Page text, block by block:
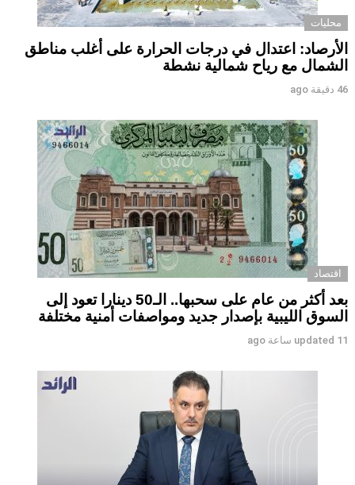
محليات
الأرصاد: اعتدال في درجات الحرارة على أغلب مناطق
الشمال مع رياح شمالية نشطة
46 دقيقة ago
اقتصاد
بعد أكثر من عام على سحبها.. الـ50 دينارا تعود إلى
السوق الليبية بإصدار جديد ومواصفات أمنية مختلفة
updated 11 ساعة ago